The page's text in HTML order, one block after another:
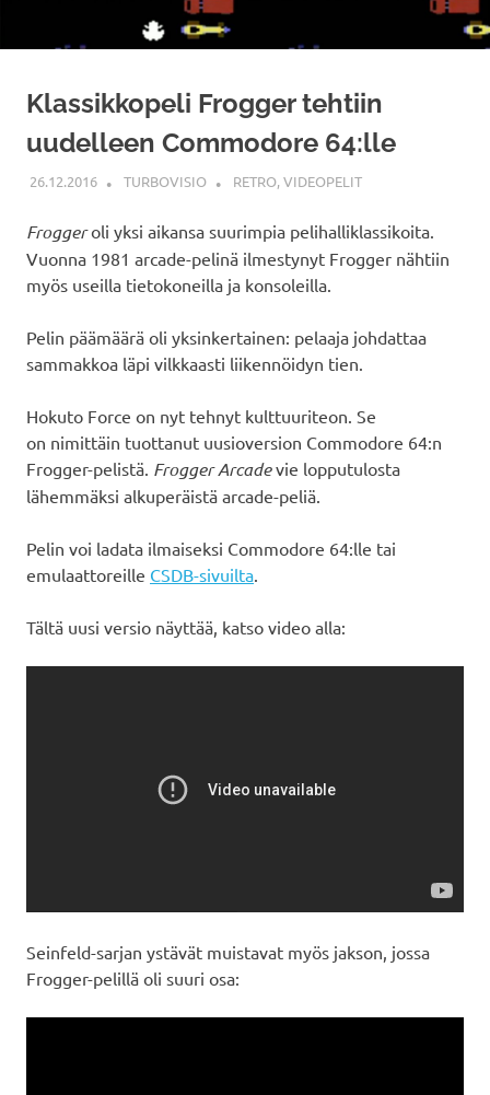
Klassikkopeli Frogger tehtiin
uudelleen Commodore 64:lle
26.12.2016 TURBOVISIO RETRO,VIDEOPELIT
Froggeroli yksi aikansa suurimpia pelihalliklassikoita.
Vuonna 1981 arcade-pelinä ilmestynyt Frogger nähtiin
myös useilla tietokoneilla ja konsoleilla.
Pelin päämäärä oli yksinkertainen: pelaaja johdattaa
sammakkoa läpi vilkkaasti liikennöidyn tien.
Hokuto Force on nyt tehnyt kulttuuriteon. Se
on nimittäin tuottanut uusioversion Commodore 64:n
Frogger-pelistä. Frogger Arcadevie lopputulosta
lähemmäksi alkuperäistä arcade-peliä.
Pelin voi ladata ilmaiseksi Commodore 64:lle tai
emulaattoreille CSDB-sivuilta
Tältä uusi versio näyttää, katso video alla:
Seinfeld-sarjan ystävät muistavat myös jakson, jossa
Frogger-pelillä oli suuri osa: